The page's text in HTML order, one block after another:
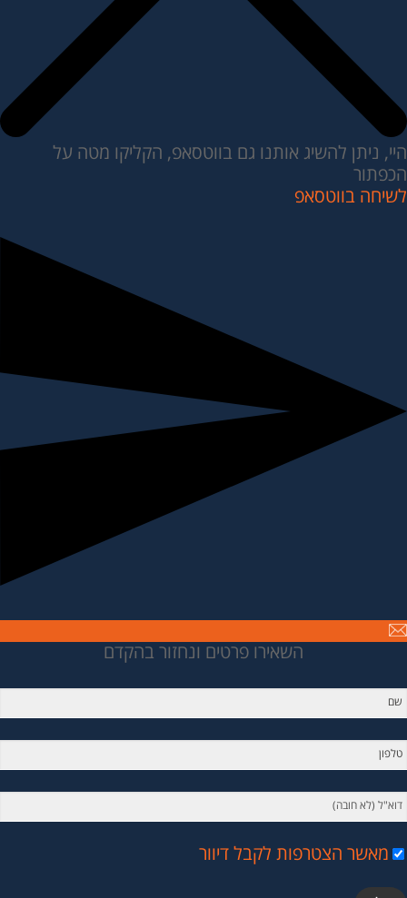
היי, ניתן להשיג אותנו גם בווטסאפ, הקליקו מטה על
הכפתור
לשיחה בווטסאפ
השאירו פרטים ונחזור בהקדם
מאשר הצטרפות לקבל דיוור